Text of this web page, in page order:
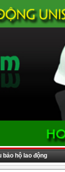
bảo hộ lao động